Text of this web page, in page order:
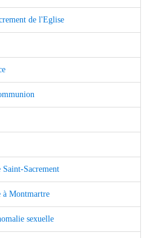
de l'Eglise
Sacrement
à Montmartre
sexuelle